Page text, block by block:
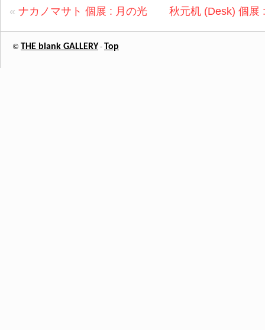
秋元机 (Desk) 個展
« ナカノマサト 個展 : 月の光
© THE blank GALLERY - Top